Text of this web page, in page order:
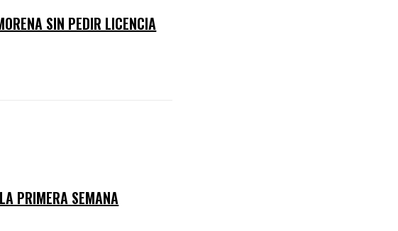
SIN PEDIR LICENCIA
PRIMERA SEMANA